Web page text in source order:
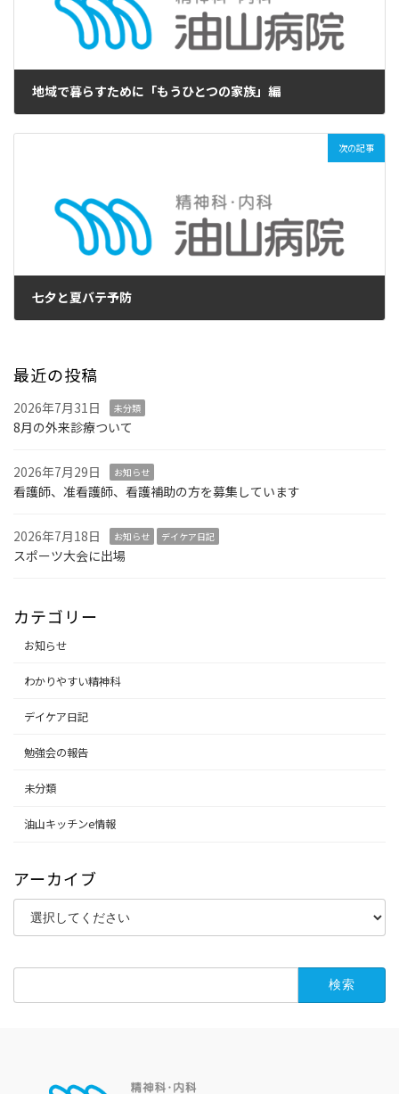
地域で暮らすために「もうひとつの家族」編
次の記事
七夕と夏バテ予防
最近の投稿
2026年7月31日 未分類
8月の外来診療ついて
2026年7月29日 お知らせ
看護師、准看護師、看護補助の方を募集しています
2026年7月18日 お知らせ デイケア日記
スポーツ大会に出場
カテゴリー
お知らせ
わかりやすい精神科
デイケア日記
勉強会の報告
未分類
油山キッチンe情報
アーカイブ
索: